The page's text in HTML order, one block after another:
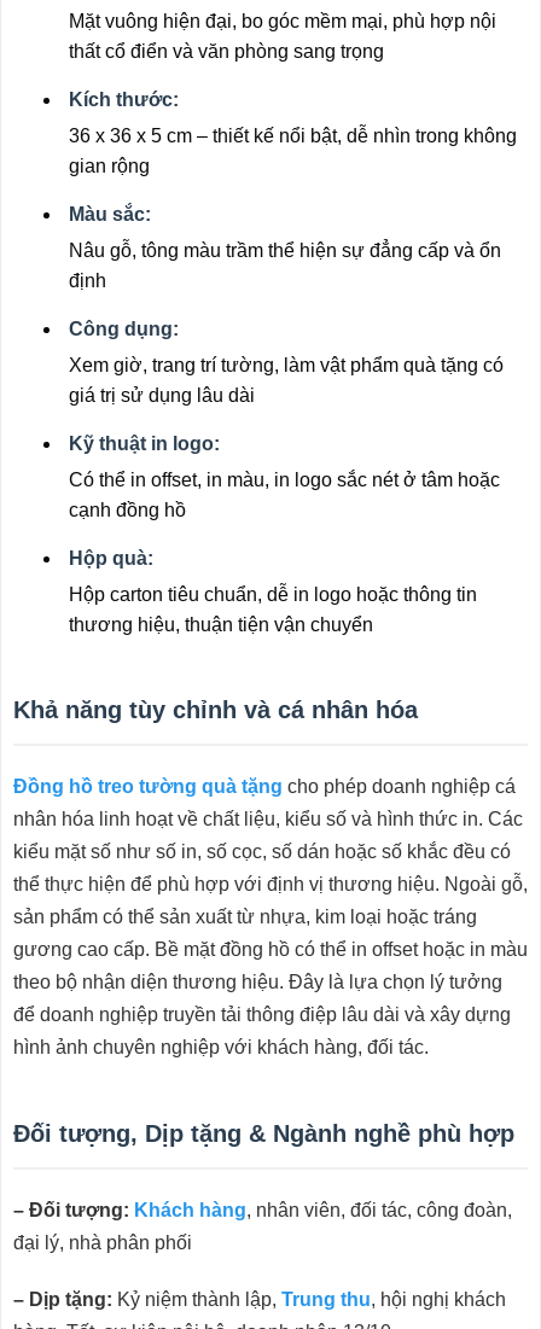
Mặt vuông hiện đại, bo góc mềm mại, phù hợp nội
thất cổ điển và văn phòng sang trọng
Kích thước:
36 x 36 x 5 cm – thiết kế nổi bật, dễ nhìn trong không
gian rộng
Màu sắc:
Nâu gỗ, tông màu trầm thể hiện sự đẳng cấp và ổn
định
Công dụng:
Xem giờ, trang trí tường, làm vật phẩm quà tặng có
giá trị sử dụng lâu dài
Kỹ thuật in logo:
Có thể in offset, in màu, in logo sắc nét ở tâm hoặc
cạnh đồng hồ
Hộp quà:
Hộp carton tiêu chuẩn, dễ in logo hoặc thông tin
thương hiệu, thuận tiện vận chuyển
Khả năng tùy chỉnh và cá nhân hóa
Đồng hồ treo tường quà tặng cho phép doanh nghiệp cá
nhân hóa linh hoạt về chất liệu, kiểu số và hình thức in. Các
kiểu mặt số như số in, số cọc, số dán hoặc số khắc đều có
thể thực hiện để phù hợp với định vị thương hiệu. Ngoài gỗ,
sản phẩm có thể sản xuất từ nhựa, kim loại hoặc tráng
gương cao cấp. Bề mặt đồng hồ có thể in offset hoặc in màu
theo bộ nhận diện thương hiệu. Đây là lựa chọn lý tưởng
để doanh nghiệp truyền tải thông điệp lâu dài và xây dựng
hình ảnh chuyên nghiệp với khách hàng, đối tác.
Đối tượng, Dịp tặng & Ngành nghề phù hợp
– Đối tượng: Khách hàng, nhân viên, đối tác, công đoàn,
đại lý, nhà phân phối
– Dịp tặng: Kỷ niệm thành lập, Trung thu, hội nghị khách